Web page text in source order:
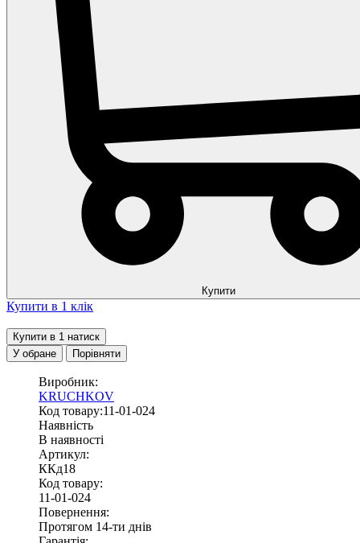
Купити
Купити в 1 клік
Купити в 1 натиск
У обране
Порівняти
Виробник:
KRUCHKOV
Код товару:11-01-024
Наявність
В наявності
Артикул:
ККд18
Код товару:
11-01-024
Повернення:
Протягом 14-ти днів